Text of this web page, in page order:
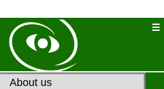
About us